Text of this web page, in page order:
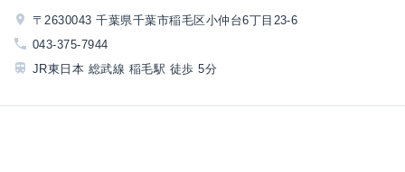
〒2630043 千葉県千葉市稲毛区小仲台6丁目23-6
043-375-7944
JR東日本 総武線 稲毛駅 徒歩 5分